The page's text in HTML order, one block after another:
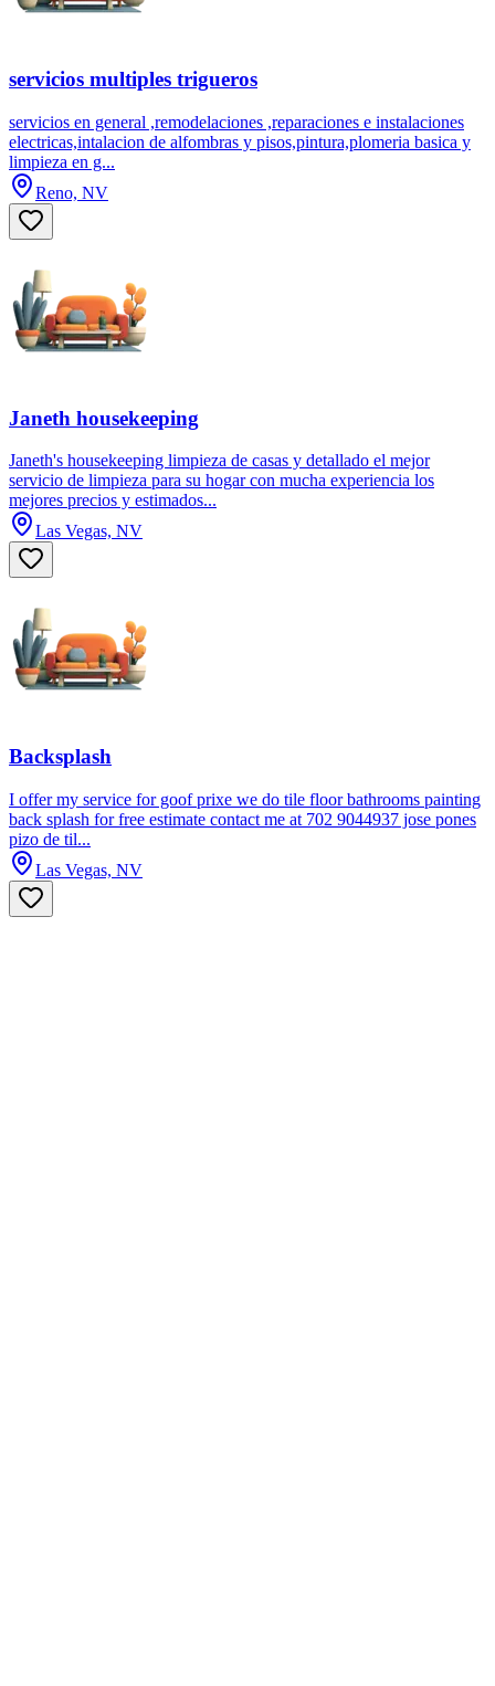
servicios multiples trigueros
servicios en general ,remodelaciones ,reparaciones e instalaciones
electricas,intalacion de alfombras y pisos,pintura,plomeria basica y
limpieza en g...
Reno, NV
Janeth housekeeping
Janeth's housekeeping limpieza de casas y detallado el mejor
servicio de limpieza para su hogar con mucha experiencia los
mejores precios y estimados...
Las Vegas, NV
Backsplash
I offer my service for goof prixe we do tile floor bathrooms painting
back splash for free estimate contact me at 702 9044937 jose pones
pizo de til...
Las Vegas, NV